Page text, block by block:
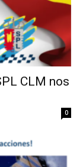
CLM nos
0